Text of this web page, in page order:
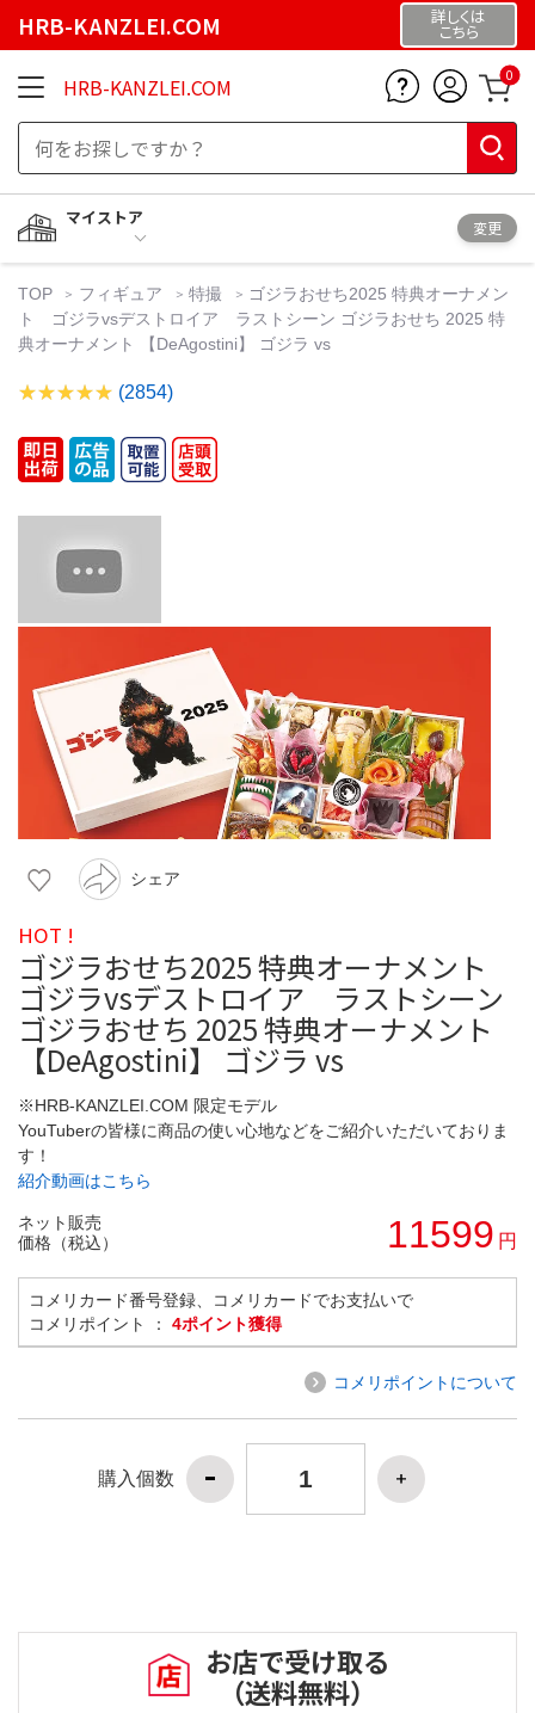
HRB-KANZLEI.COM 詳しくは
こちら
HRB-KANZLEI.COM 0
マイストア
変更
TOP フィギュア 特撮
ゴジラおせち2025 特典オーナメン
ト ゴジラvsデストロイア ラストシーン ゴジラおせち 2025 特
典オーナメント 【DeAgostini】 ゴジラ vs
(2854)
シェア
HOT !
ゴジラおせち2025 特典オーナメント
ゴジラvsデストロイア ラストシーン
ゴジラおせち 2025 特典オーナメント
【DeAgostini】 ゴジラ vs
※HRB-KANZLEI.COM 限定モデル
YouTuberの皆様に商品の使い心地などをご紹介いただいておりま
す！
紹介動画はこちら
ネット販売
価格（税込）
11599 円
コメリカード番号登録、コメリカードでお支払いで
コメリポイント ： 4ポイント獲得
コメリポイントについて
購入個数
お店で受け取る
（送料無料）